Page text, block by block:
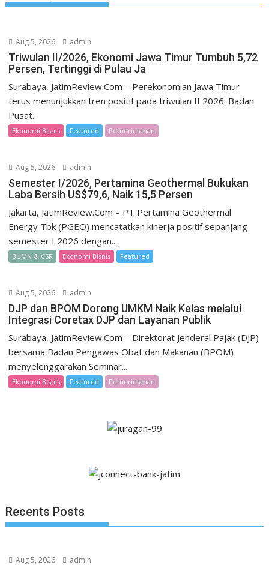
Aug 5, 2026 admin
Triwulan II/2026, Ekonomi Jawa Timur Tumbuh 5,72
Persen, Tertinggi di Pulau Ja
Surabaya, JatimReview.Com – Perekonomian Jawa Timur
terus menunjukkan tren positif pada triwulan II 2026. Badan
Pusat...
Ekonomi Bisnis Featured Pemerintahan
Aug 5, 2026 admin
Semester I/2026, Pertamina Geothermal Bukukan
Laba Bersih US$79,6, Naik 15,5 Persen
Jakarta, JatimReview.Com – PT Pertamina Geothermal
Energy Tbk (PGEO) mencatatkan kinerja positif sepanjang
semester I 2026 dengan...
BUMN & CSR Ekonomi Bisnis Featured
Aug 5, 2026 admin
DJP dan BPOM Dorong UMKM Naik Kelas melalui
Integrasi Coretax DJP dan Layanan Publik
Surabaya, JatimReview.Com – Direktorat Jenderal Pajak (DJP)
bersama Badan Pengawas Obat dan Makanan (BPOM)
menyelenggarakan Seminar...
Ekonomi Bisnis Featured Pemerintahan
Recents Posts
Aug 5, 2026 admin